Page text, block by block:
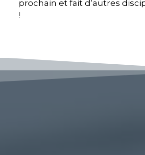
prochain et fait d’autres
!